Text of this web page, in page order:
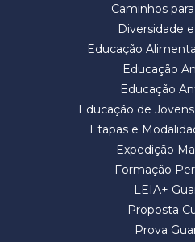
Caminhos
Diversidade
Educação
Educação
Educação
Educação de
Etapas e
Expedição
Formação
LEIA+
Proposta
Prova